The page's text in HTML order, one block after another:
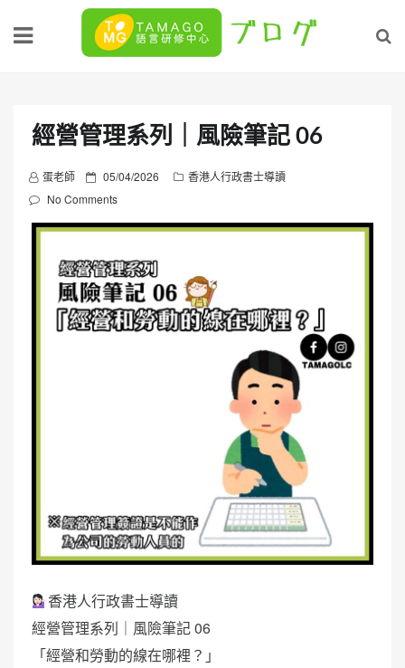
經營管理系列｜風險筆記 06
蛋老師
P
o
e
d
o
n
05/04/2026
香港人行政書士導讀
No Comments
香港人行政書士導讀
經營管理系列｜風險筆記 06
「經營和勞動的線在哪裡？」